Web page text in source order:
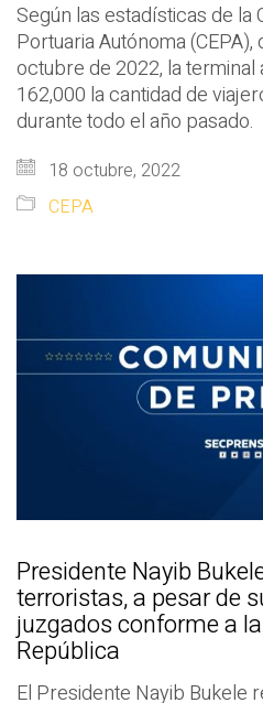
Según las estadísticas de la
Portuaria Autónoma
octubre de 2022, la
162,000 la cantidad de
durante todo el año pasado.
18 octubre, 2022
CEPA
Presidente Nayib
terroristas, a pesar de
juzgados conforme a
República
El Presidente Nayib Bukele